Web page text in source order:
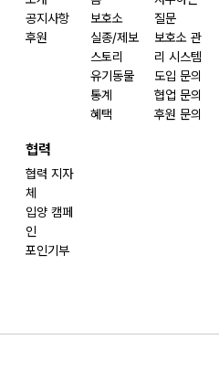
공지사항
후원
보호소
실종/제보
스토리
유기동물
통계
혜택
질문
보호소 관
리 시스템
도입 문의
협업 문의
후원 문의
협력
협력 지자
체
입양 캠페
인
포인기부